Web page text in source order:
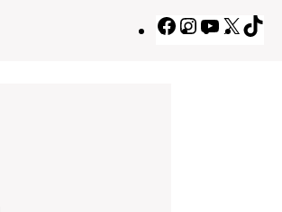
Facebook
Instagram
X